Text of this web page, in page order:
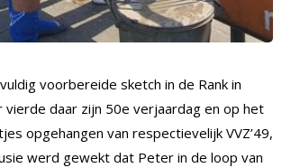
voorbereide sketch in de Rank in
vierde daar zijn 50e verjaardag en op het
opgehangen van respectievelijk VVZ’49,
werd gewekt dat Peter in de loop van